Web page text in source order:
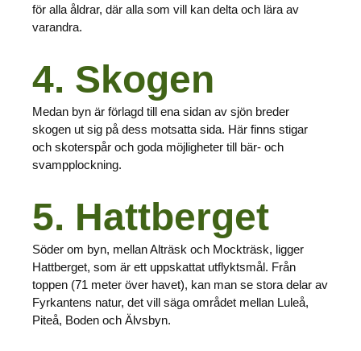
för alla åldrar, där alla som vill kan delta och lära av
varandra.
4. Skogen
Medan byn är förlagd till ena sidan av sjön breder
skogen ut sig på dess motsatta sida. Här finns stigar
och skoterspår och goda möjligheter till bär- och
svampplockning.
5. Hattberget
Söder om byn, mellan Alträsk och Mockträsk, ligger
Hattberget, som är ett uppskattat utflyktsmål. Från
toppen (71 meter över havet), kan man se stora delar av
Fyrkantens natur, det vill säga området mellan Luleå,
Piteå, Boden och Älvsbyn.